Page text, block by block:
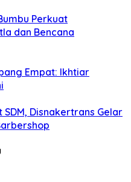
Perkuat
dan Bencana
Empat: Ikhtiar
Disnakertrans Gelar